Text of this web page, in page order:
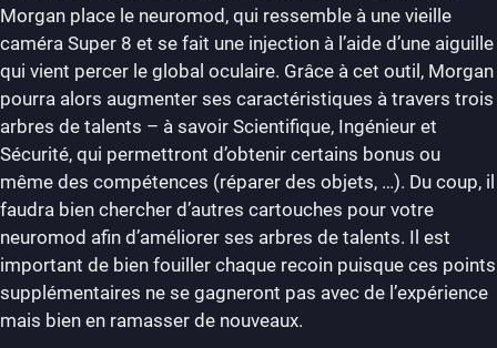
Morgan place le neuromod, qui ressemble à une vieille
caméra Super 8 et se fait une injection à l’aide d’une aiguille
qui vient percer le global oculaire. Grâce à cet outil, Morgan
pourra alors augmenter ses caractéristiques à travers trois
arbres de talents – à savoir Scientifique, Ingénieur et
Sécurité, qui permettront d’obtenir certains bonus ou
même des compétences (réparer des objets, …). Du coup, il
faudra bien chercher d’autres cartouches pour votre
neuromod afin d’améliorer ses arbres de talents. Il est
important de bien fouiller chaque recoin puisque ces points
supplémentaires ne se gagneront pas avec de l’expérience
mais bien en ramasser de nouveaux.